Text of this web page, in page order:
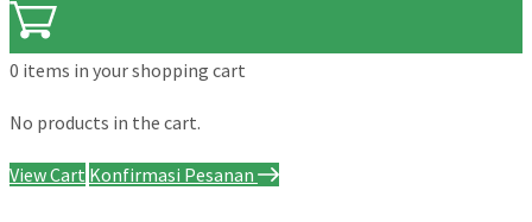
0 items in your shopping cart
No products in the cart.
View Cart Konfirmasi Pesanan